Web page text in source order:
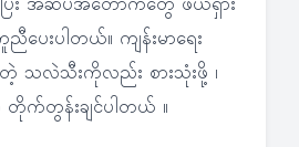
းပါတယ်။ ကျန်းမာရေး
ရှိတဲ့ သလဲသီးကိုလည်း စားသုံးဖို့ ၊
တွန်းချင်ပါတယ် ။